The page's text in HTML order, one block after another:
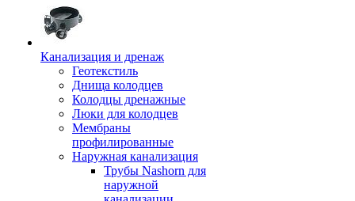
Канализация и дренаж
Геотекстиль
Днища колодцев
Колодцы дренажные
Люки для колодцев
Мембраны
профилированные
Наружная канализация
Трубы Nashorn для
наружной